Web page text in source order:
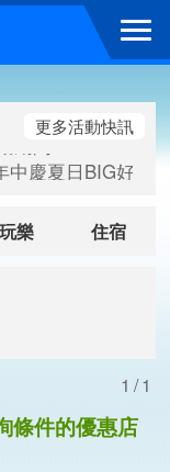
期間：115/08/07-
好禮(活動期間：
期間：115/08/07-
慶夏日BIG好刷(
更多活動快訊
玩樂 住宿
1/1
條件的優惠店